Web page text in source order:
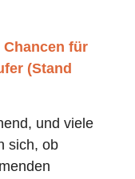
für
(Stand
und viele
sich, ob